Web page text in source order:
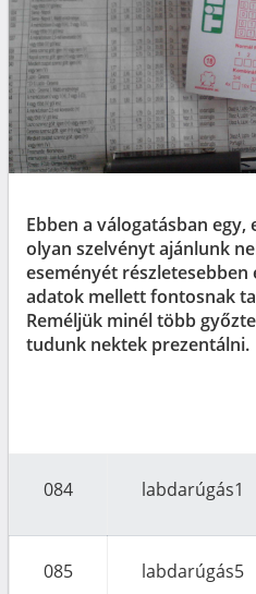
Ebben a válogatásban
olyan szelvényt ajánlunk
eseményét
adatok mellett fontosnak
Reméljük minél több
tudunk nektek prezentálni.
084 labdarúgás1
085 labdarúgás5